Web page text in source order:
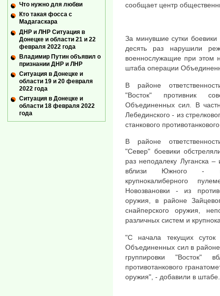
сообщает центр
За минувшие сутки
десять раз нарушили
военнослужащие при этом
штаба операции
В районе
"Восток" противник
Объединенных сил. В
Лебединского - из
станкового
В районе
"Север" боевики
раз неподалеку Луганска –
вблизи Южного - из
крупнокалиберного
Новозвановки - из
оружия, в районе
снайперского оружия,
различных систем и
"С начала текущих суток
Объединенных сил в районе
группировки "Восток"
противотанкового
оружия", - добавили в штабе.
Что нужно для любви
Кто такая фосса с
Мадагаскара
ДНР и ЛНР Ситуация в
Донецке и области 21 и 22
февраля 2022 года
Владимир Путин объявил о
признании ДНР и ЛНР
Ситуация в Донецке и
области 19 и 20 февраля
2022 года
Ситуация в Донецке и
области 18 февраля 2022
года